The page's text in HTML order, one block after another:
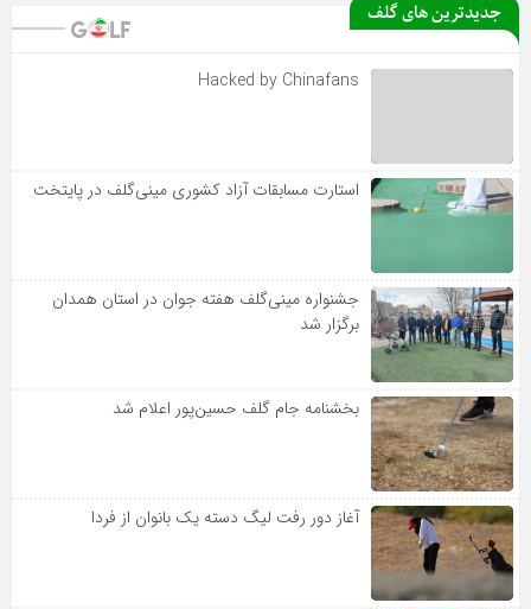
جدیدترین های گلف
Hacked by Chinafans
استارت مسابقات آزاد کشوری مینی‌گلف در پایتخت
جشنواره مینی‌گلف هفته جوان در استان همدان
برگزار شد
بخشنامه جام گلف حسین‌پور اعلام شد
آغاز دور رفت لیگ دسته یک بانوان از فردا